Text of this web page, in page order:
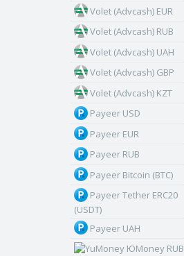
Volet (Advcash) EUR
Volet (Advcash) RUB
Volet (Advcash) UAH
Volet (Advcash) GBP
Volet (Advcash) KZT
Payeer USD
Payeer EUR
Payeer RUB
Payeer Bitcoin (BTC)
Payeer Tether ERC20
(USDT)
Payeer UAH
ЮMoney RUB